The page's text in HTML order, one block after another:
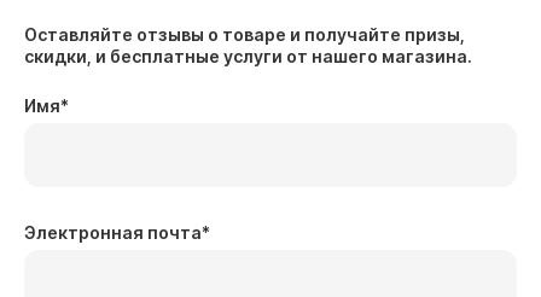
Оставляйте отзывы о товаре и получайте призы,
скидки, и бесплатные услуги от нашего магазина.
Имя*
Электронная почта*